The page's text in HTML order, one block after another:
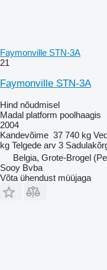
Faymonville STN-3A
21
Faymonville STN-3A
Hind nõudmisel
Madal platform poolhaagis
2004
Kandevõime 37 740 kg
kg Telgede arv 3
Belgia, Grote-Brogel
Sooy Bvba
Võta ühendust müüjaga